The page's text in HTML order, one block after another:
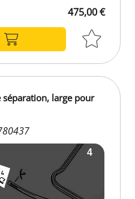
475,00 €
large pour